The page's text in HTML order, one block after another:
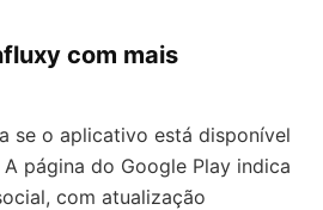
com mais
se o aplicativo está disponível
página do Google Play indica
com atualização